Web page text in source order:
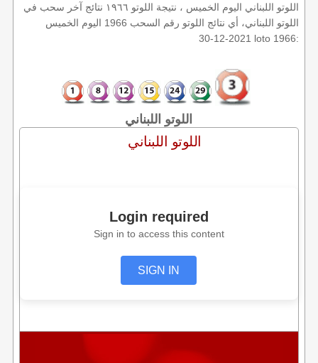
اللوتو اللبناني اليوم الخميس ، نتيجة اللوتو ١٩٦٦ نتائج آخر سحب في
اللوتو اللبناني، أي نتائج اللوتو رقم السحب 1966 اليوم الخميس
2021-12-30 loto 1966:
اللوتو اللبناني
اللوتو اللبناني
Login required
Sign in to access this content
SIGN IN